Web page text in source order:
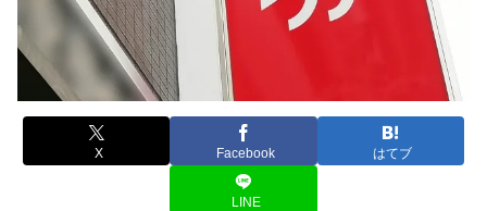
X Facebook はてブ
LINE